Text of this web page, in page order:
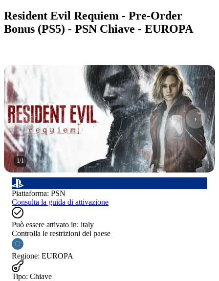
Resident Evil Requiem - Pre-Order
Bonus (PS5) - PSN Chiave - EUROPA
1/1
Piattaforma: PSN
Consulta la guida di attivazione
Può essere attivato in: italy
Controlla le restrizioni del paese
Regione: EUROPA
Tipo: Chiave